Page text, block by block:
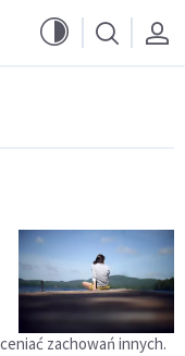
zachowań innych.